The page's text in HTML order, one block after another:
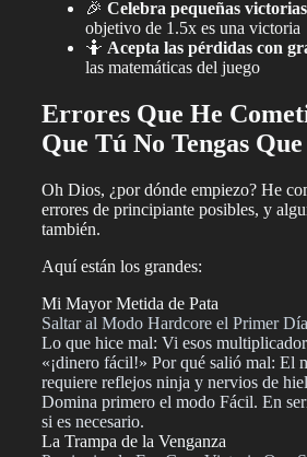
🎉 Celebra pequeñas
objetivo de 1.5x es una victoria
🤷 Acepta las pérdidas con
las matemáticas del juego
Errores Que He
Que Tú No Tengas
Oh Dios, ¿por dónde empiezo? He
errores de principiante posibles, y
también.
Aquí están los grandes:
Mi Mayor Metida de Pata
Saltar al Modo Hardcore el Primer Día
Lo que hice mal: Vi esos
«¡dinero fácil!» Por qué salió mal: El
requiere reflejos ninja y nervios de
Domina primero el modo Fácil. En
si es necesario.
La Trampa de la Venganza